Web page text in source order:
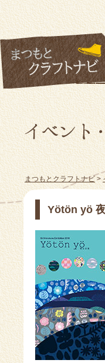
まつもとクラフトナビ>
Yötön yö